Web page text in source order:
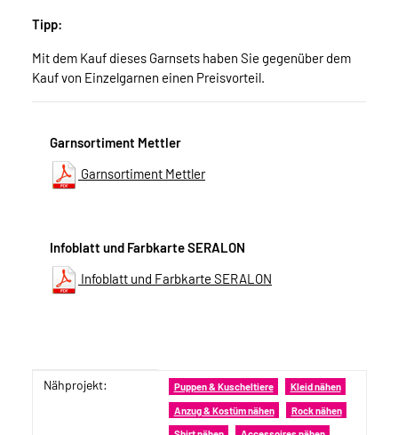
Tipp:
Mit dem Kauf dieses Garnsets haben Sie gegenüber dem
Kauf von Einzelgarnen einen Preisvorteil.
Garnsortiment Mettler
Garnsortiment Mettler
Infoblatt und Farbkarte SERALON
Infoblatt und Farbkarte SERALON
Produkteigenschaft
Wert
Nähprojekt: Puppen & Kuscheltiere Kleid nähen
Anzug & Kostüm nähen Rock nähen